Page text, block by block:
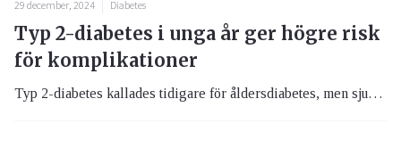
29 december, 2024 Diabetes
Typ 2-diabetes i unga år ger högre risk
för komplikationer
Typ 2-diabetes kallades tidigare för åldersdiabetes, men sjukdomen kryper ner i åldrarna och även barn drabbas. Unga vuxna med typ 2-diabetes har en ökad risk för allvarliga komplikationer och andra sjukdomar. Tidiga insatser är avgörande – men alla får inte de senaste läkemedel som finns tillgängliga.